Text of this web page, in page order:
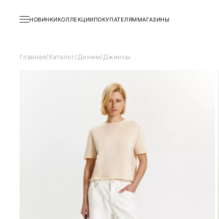
НОВИНКИКОЛЛЕКЦИИПОКУПАТЕЛЯМ МАГАЗИНЫ
Главная/Каталог/Деним/Джинсы